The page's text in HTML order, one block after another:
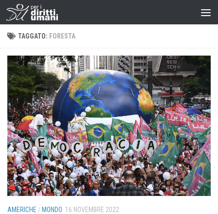
TAGGATO: FORESTA
AMERICHE / MONDO 16 NOVEMBRE 2022